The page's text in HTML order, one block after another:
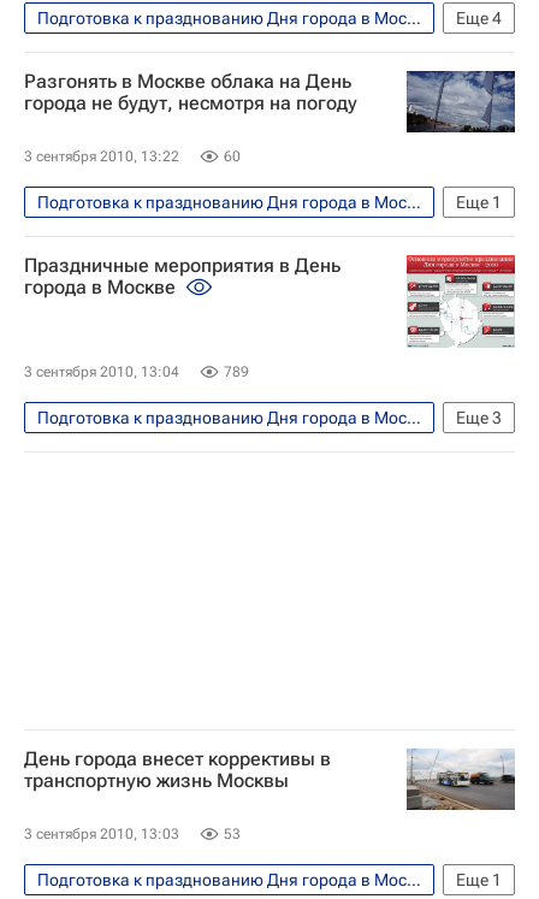
Еще4
Подготовка к празднованию Дня города в Москве в 2010 году
Инфографика
Москва
Разгонять в Москве облака на День
города не будут, несмотря на погоду
3 сентября 2010, 13:22 60
Еще 1
Подготовка к празднованию Дня города в Москве в 2010 году
Москва
Праздничные мероприятия в День
города в Москве
3 сентября 2010, 13:04 789
Еще3
Подготовка к празднованию Дня города в Москве в 2010 году
Инфографика
Москва
День города внесет коррективы в
транспортную жизнь Москвы
3 сентября 2010, 13:03 53
Еще 1
Подготовка к празднованию Дня города в Москве в 2010 году